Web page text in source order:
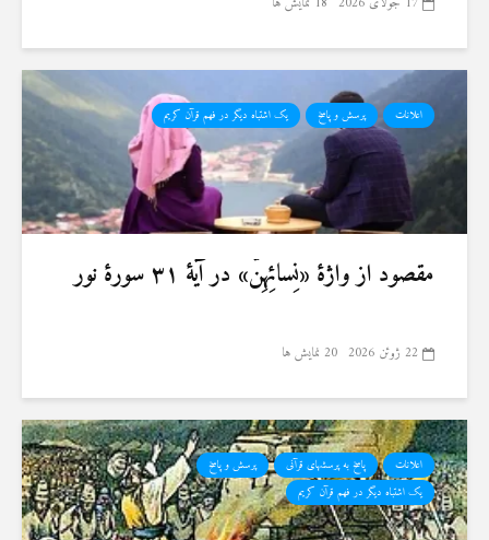
اعلانات پرسش و پاسخ یک اشتباه دیگر در فهم قرآن کریم
مقصود از واژهٔ «نِسائِهِنَّ» در آیهٔ ۳۱ سورهٔ نور
22 ژوئن 2026 20 نمایش ها
اعلانات پاسخ به پرسشهای قرآنی
پرسش و پاسخ
یک اشتباه دیگر در فهم قرآن کریم